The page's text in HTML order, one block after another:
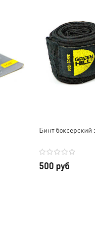
Бинт
500 руб